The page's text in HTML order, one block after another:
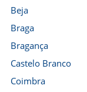
Beja
Braga
Bragança
Castelo Branco
Coimbra